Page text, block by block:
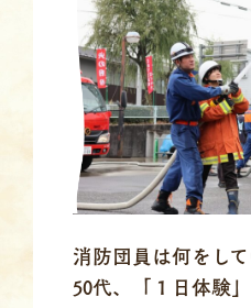
消防団員は何をし
50代、「１日体験」